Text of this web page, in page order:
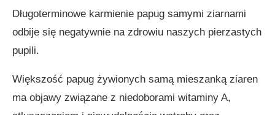
Długoterminowe karmienie papug samymi ziarnami
odbije się negatywnie na zdrowiu naszych pierzastych
pupili.
Większość papug żywionych samą mieszanką ziaren
ma objawy związane z niedoborami witaminy A,